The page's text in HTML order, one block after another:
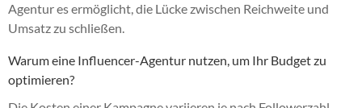
Agentur es ermöglicht, die Lücke zwischen Reichweite und
Umsatz zu schließen.
Warum eine Influencer-Agentur nutzen, um Ihr Budget zu
optimieren?